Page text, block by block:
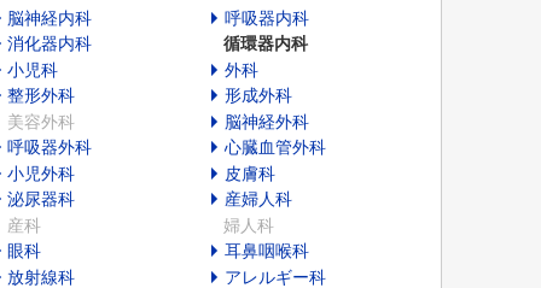
脳神経内科
呼吸器内科
消化器内科
循環器内科
小児科
外科
整形外科
形成外科
美容外科
脳神経外科
呼吸器外科
心臓血管外科
小児外科
皮膚科
泌尿器科
産婦人科
産科
婦人科
眼科
耳鼻咽喉科
放射線科
アレルギー科